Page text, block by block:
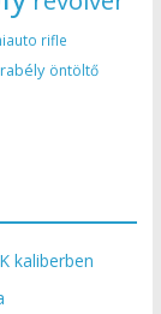
rifle
öntöltő
kaliberben